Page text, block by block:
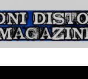
varie sonorità